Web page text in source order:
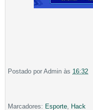
Postado por Admin às 16:32
Marcadores: Esporte Hack